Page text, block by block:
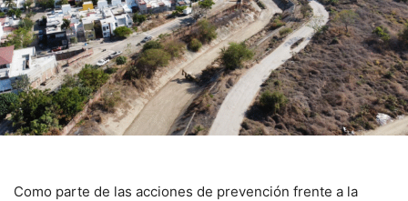
Como parte de las acciones de prevención frente a la